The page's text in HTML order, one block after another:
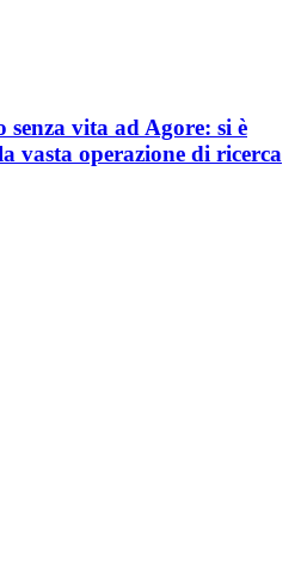
senza vita ad Agore: si è
vasta operazione di ricerca